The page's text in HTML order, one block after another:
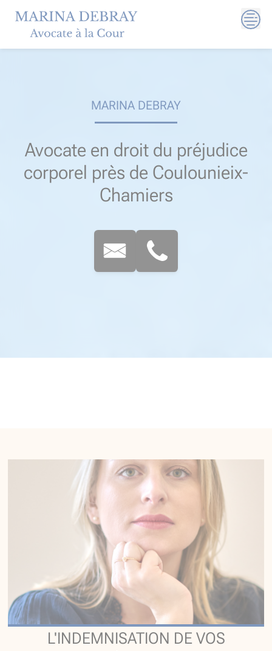
content
MARINA DEBRAY
Avocate en droit du préjudice
corporel près de Coulounieix-
Chamiers
L'INDEMNISATION DE VOS